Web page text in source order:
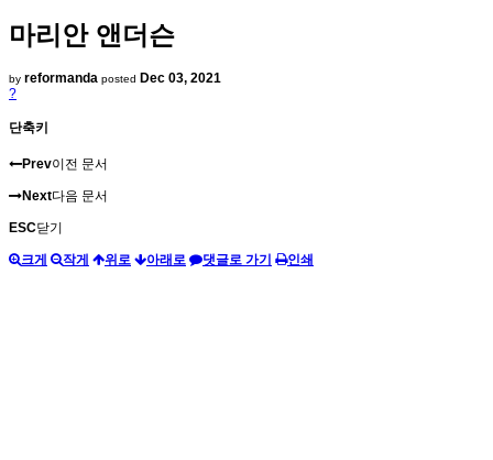
마리안 앤더슨
by reformanda posted Dec 03, 2021
?
단축키
Prev이전 문서
Next다음 문서
ESC닫기
크게 작게 위로 아래로 댓글로 가기 인쇄